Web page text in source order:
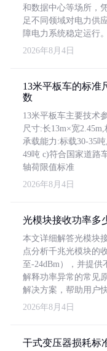
和数据中心等场所，
足不同领域对电力供
障电力系统稳定运行。
2026年8月4日
13米平板车的标准
数
13米平板车主要技术
尺寸:长13m×宽
承载能力:标载30-35
49吨 c)符合国家道路
轴荷限值标准
2026年8月4日
光模块接收功率多
本文详细解答光模块
点分析千兆光模块的
至-24dBm），并提
解释功率异常的常见
解决方案，帮助用户
2026年8月4日
干式变压器损耗标